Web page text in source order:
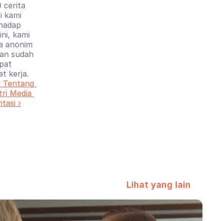
cerita
kami
kami
anonim
sudah
kerja.
Tentang
Media
›
Lihat yang lain